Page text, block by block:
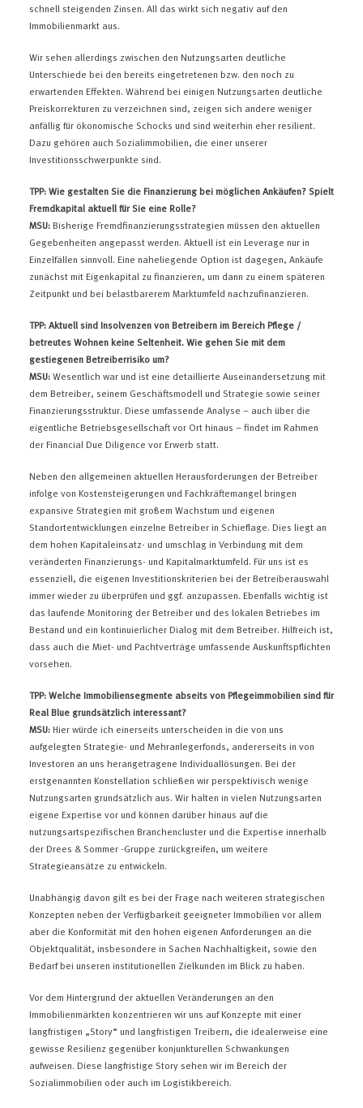
schnell steigenden Zinsen. All das wirkt sich negativ auf den
Immobilienmarkt aus.
Wir sehen allerdings zwischen den Nutzungsarten deutliche
Unterschiede bei den bereits eingetretenen bzw. den noch zu
erwartenden Effekten. Während bei einigen Nutzungsarten deutliche
Preiskorrekturen zu verzeichnen sind, zeigen sich andere weniger
anfällig für ökonomische Schocks und sind weiterhin eher resilient.
Dazu gehören auch Sozialimmobilien, die einer unserer
Investitionsschwerpunkte sind.
TPP: Wie gestalten Sie die Finanzierung bei möglichen Ankäufen? Spielt
Fremdkapital aktuell für Sie eine Rolle?
MSU: Bisherige Fremdfinanzierungsstrategien müssen den aktuellen
Gegebenheiten angepasst werden. Aktuell ist ein Leverage nur in
Einzelfällen sinnvoll. Eine naheliegende Option ist dagegen, Ankäufe
zunächst mit Eigenkapital zu finanzieren, um dann zu einem späteren
Zeitpunkt und bei belastbarerem Marktumfeld nachzufinanzieren.
TPP: Aktuell sind Insolvenzen von Betreibern im Bereich Pflege /
betreutes Wohnen keine Seltenheit. Wie gehen Sie mit dem
gestiegenen Betreiberrisiko um?
MSU:Wesentlich war und ist eine detaillierte Auseinandersetzung mit
dem Betreiber, seinem Geschäftsmodell und Strategie sowie seiner
Finanzierungsstruktur. Diese umfassende Analyse – auch über die
eigentliche Betriebsgesellschaft vor Ort hinaus – findet im Rahmen
der Financial Due Diligence vor Erwerb statt.
Neben den allgemeinen aktuellen Herausforderungen der Betreiber
infolge von Kostensteigerungen und Fachkräftemangel bringen
expansive Strategien mit großem Wachstum und eigenen
Standortentwicklungen einzelne Betreiber in Schieflage. Dies liegt an
dem hohen Kapitaleinsatz- und umschlag in Verbindung mit dem
veränderten Finanzierungs- und Kapitalmarktumfeld. Für uns ist es
essenziell, die eigenen Investitionskriterien bei der Betreiberauswahl
immer wieder zu überprüfen und ggf. anzupassen. Ebenfalls wichtig ist
das laufende Monitoring der Betreiber und des lokalen Betriebes im
Bestand und ein kontinuierlicher Dialog mit dem Betreiber. Hilfreich ist,
dass auch die Miet- und Pachtverträge umfassende Auskunftspflichten
vorsehen.
TPP: Welche Immobiliensegmente abseits von Pflegeimmobilien sind für
Real Blue grundsätzlich interessant?
MSU: Hier würde ich einerseits unterscheiden in die von uns
aufgelegten Strategie- und Mehranlegerfonds, andererseits in von
Investoren an uns herangetragene Individuallösungen. Bei der
erstgenannten Konstellation schließen wir perspektivisch wenige
Nutzungsarten grundsätzlich aus. Wir halten in vielen Nutzungsarten
eigene Expertise vor und können darüber hinaus auf die
nutzungsartspezifischen Branchencluster und die Expertise innerhalb
der Drees & Sommer -Gruppe zurückgreifen, um weitere
Strategieansätze zu entwickeln.
Unabhängig davon gilt es bei der Frage nach weiteren strategischen
Konzepten neben der Verfügbarkeit geeigneter Immobilien vor allem
aber die Konformität mit den hohen eigenen Anforderungen an die
Objektqualität, insbesondere in Sachen Nachhaltigkeit, sowie den
Bedarf bei unseren institutionellen Zielkunden im Blick zu haben.
Vor dem Hintergrund der aktuellen Veränderungen an den
Immobilienmärkten konzentrieren wir uns auf Konzepte mit einer
langfristigen „Story“ und langfristigen Treibern, die idealerweise eine
gewisse Resilienz gegenüber konjunkturellen Schwankungen
aufweisen. Diese langfristige Story sehen wir im Bereich der
Sozialimmobilien oder auch im Logistikbereich.